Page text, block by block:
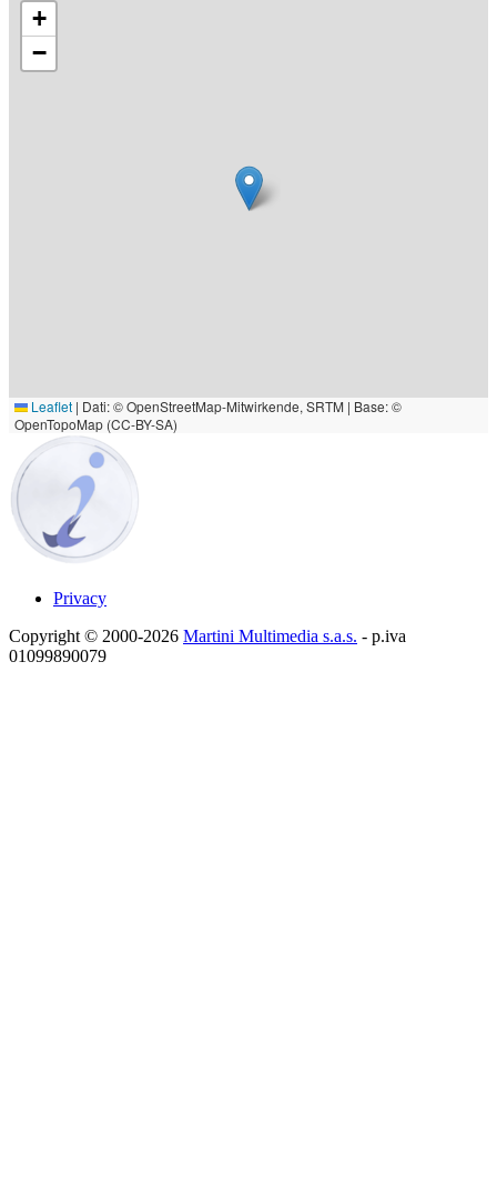
+
−
Leaflet | Dati: © OpenStreetMap-Mitwirkende, SRTM | Base: ©
OpenTopoMap (CC-BY-SA)
Privacy
Copyright © 2000-2026 Martini Multimedia s.a.s. - p.iva
01099890079